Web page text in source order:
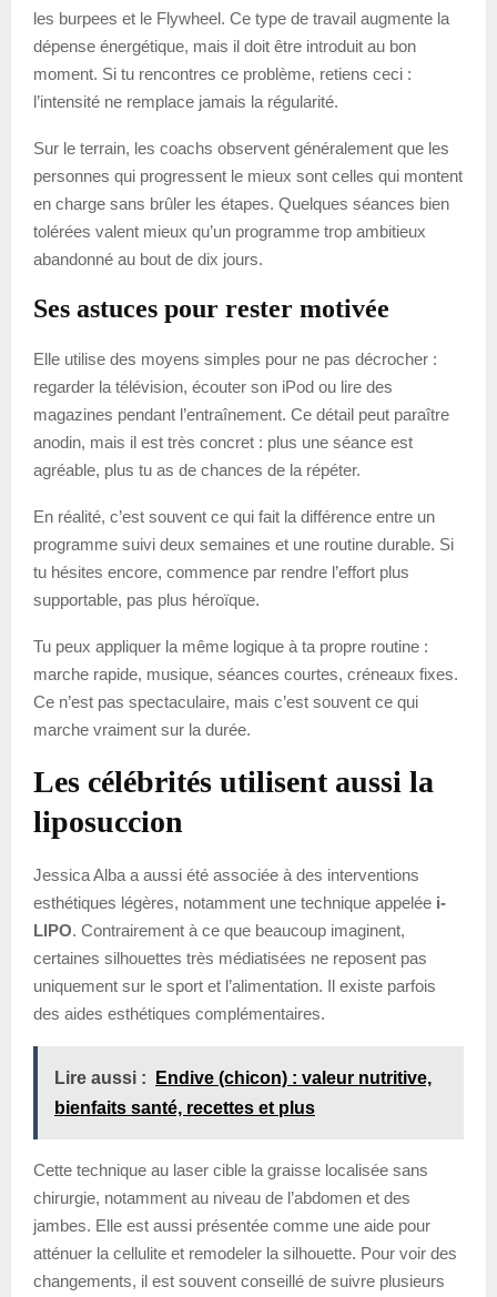
les burpees et le Flywheel. Ce type de travail augmente la
dépense énergétique, mais il doit être introduit au bon
moment. Si tu rencontres ce problème, retiens ceci :
l’intensité ne remplace jamais la régularité.
Sur le terrain, les coachs observent généralement que les
personnes qui progressent le mieux sont celles qui montent
en charge sans brûler les étapes. Quelques séances bien
tolérées valent mieux qu’un programme trop ambitieux
abandonné au bout de dix jours.
Ses astuces pour rester motivée
Elle utilise des moyens simples pour ne pas décrocher :
regarder la télévision, écouter son iPod ou lire des
magazines pendant l’entraînement. Ce détail peut paraître
anodin, mais il est très concret : plus une séance est
agréable, plus tu as de chances de la répéter.
En réalité, c’est souvent ce qui fait la différence entre un
programme suivi deux semaines et une routine durable. Si
tu hésites encore, commence par rendre l’effort plus
supportable, pas plus héroïque.
Tu peux appliquer la même logique à ta propre routine :
marche rapide, musique, séances courtes, créneaux fixes.
Ce n’est pas spectaculaire, mais c’est souvent ce qui
marche vraiment sur la durée.
Les célébrités utilisent aussi la
liposuccion
Jessica Alba a aussi été associée à des interventions
esthétiques légères, notamment une technique appelée i-
LIPO. Contrairement à ce que beaucoup imaginent,
certaines silhouettes très médiatisées ne reposent pas
uniquement sur le sport et l’alimentation. Il existe parfois
des aides esthétiques complémentaires.
Lire aussi :
Endive (chicon) : valeur nutritive,
bienfaits santé, recettes et plus
Cette technique au laser cible la graisse localisée sans
chirurgie, notamment au niveau de l’abdomen et des
jambes. Elle est aussi présentée comme une aide pour
atténuer la cellulite et remodeler la silhouette. Pour voir des
changements, il est souvent conseillé de suivre plusieurs